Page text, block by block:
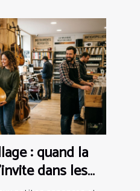
: quand la
dans les